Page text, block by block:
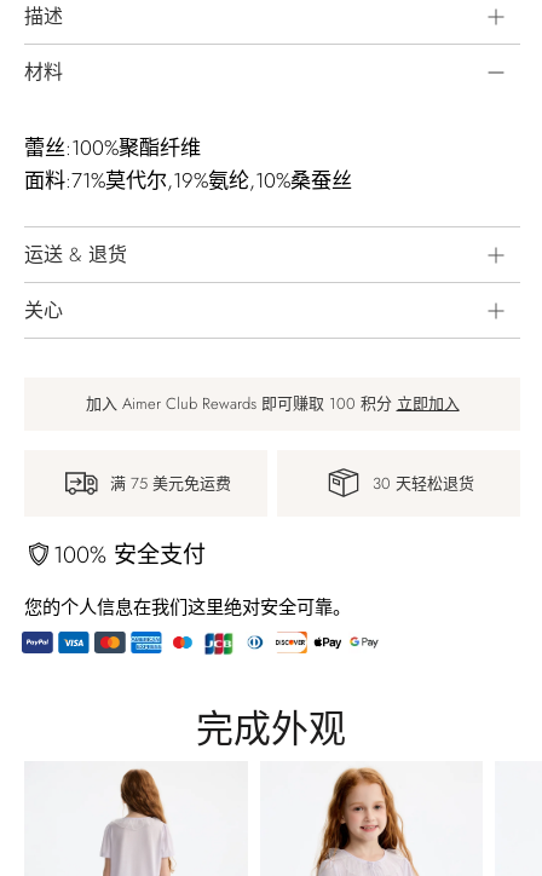
描述
材料
蕾丝:100%聚酯纤维
面料:71%莫代尔,19%氨纶,10%桑蚕丝
运送 & 退货
关心
加入 Aimer Club Rewards 即可赚取 100 积分 立即加入
满 75 美元免运费 30 天轻松退货
100% 安全支付
您的个人信息在我们这里绝对安全可靠。
完成外观